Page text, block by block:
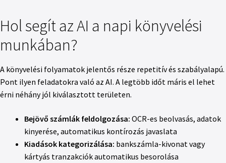
Hol segít az AI a napi könyvelési
munkában?
A könyvelési folyamatok jelentős része repetitív és szabályalapú.
Pont ilyen feladatokra való az AI. A legtöbb időt máris el lehet
érni néhány jól kiválasztott területen.
Bejövő számlák feldolgozása: OCR-es beolvasás, adatok
kinyerése, automatikus kontírozás javaslata
Kiadások kategorizálása: bankszámla-kivonat vagy
kártyás tranzakciók automatikus besorolása